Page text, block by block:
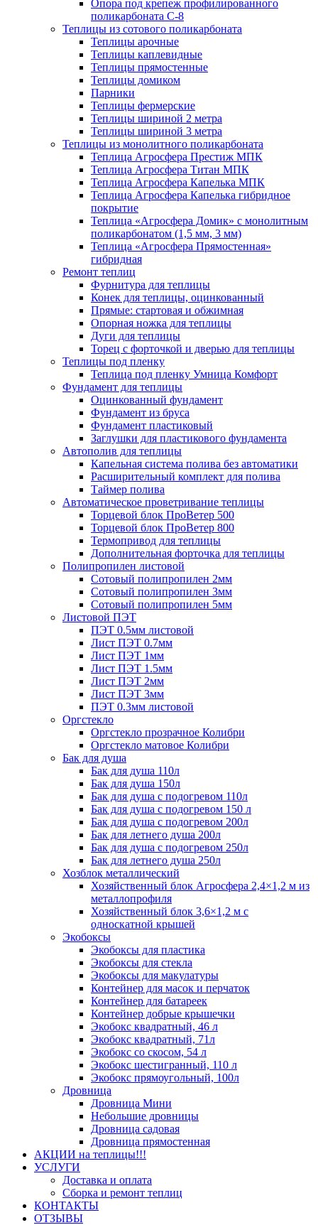
Опора под крепеж профилированного
поликарбоната С-8
Теплицы из сотового поликарбоната
Теплицы арочные
Теплицы каплевидные
Теплицы прямостенные
Теплицы домиком
Парники
Теплицы фермерские
Теплицы шириной 2 метра
Теплицы шириной 3 метра
Теплицы из монолитного поликарбоната
Теплица Агросфера Престиж МПК
Теплица Агросфера Титан МПК
Теплица Агросфера Капелька МПК
Теплица Агросфера Капелька гибридное
покрытие
Теплица «Агросфера Домик» с монолитным
поликарбонатом (1,5 мм, 3 мм)
Теплица «Агросфера Прямостенная»
гибридная
Ремонт теплиц
Фурнитура для теплицы
Конек для теплицы, оцинкованный
Прямые: стартовая и обжимная
Опорная ножка для теплицы
Дуги для теплицы
Торец с форточкой и дверью для теплицы
Теплицы под пленку
Теплица под пленку Умница Комфорт
Фундамент для теплицы
Оцинкованный фундамент
Фундамент из бруса
Фундамент пластиковый
Заглушки для пластикового фундамента
Автополив для теплицы
Капельная система полива без автоматики
Расширительный комплект для полива
Таймер полива
Автоматическое проветривание теплицы
Торцевой блок ПроВетер 500
Торцевой блок ПроВетер 800
Термопривод для теплицы
Дополнительная форточка для теплицы
Полипропилен листовой
Сотовый полипропилен 2мм
Сотовый полипропилен 3мм
Сотовый полипропилен 5мм
Листовой ПЭТ
ПЭТ 0.5мм листовой
Лист ПЭТ 0.7мм
Лист ПЭТ 1мм
Лист ПЭТ 1.5мм
Лист ПЭТ 2мм
Лист ПЭТ 3мм
ПЭТ 0.3мм листовой
Оргстекло
Оргстекло прозрачное Колибри
Оргстекло матовое Колибри
Бак для душа
Бак для душа 110л
Бак для душа 150л
Бак для душа с подогревом 110л
Бак для душа с подогревом 150 л
Бак для душа с подогревом 200л
Бак для летнего душа 200л
Бак для душа с подогревом 250л
Бак для летнего душа 250л
Хозблок металлический
Хозяйственный блок Агросфера 2,4×1,2 м из
металлопрофиля
Хозяйственный блок 3,6×1,2 м с
односкатной крышей
Экобоксы
Экобоксы для пластика
Экобоксы для стекла
Экобоксы для макулатуры
Контейнер для масок и перчаток
Контейнер для батареек
Контейнер добрые крышечки
Экобокс квадратный, 46 л
Экобокс квадратный, 71л
Экобокс со скосом, 54 л
Экобокс шестигранный, 110 л
Экобокс прямоугольный, 100л
Дровница
Дровница Мини
Небольшие дровницы
Дровница садовая
Дровница прямостенная
АКЦИИ на теплицы!!!
УСЛУГИ
Доставка и оплата
Сборка и ремонт теплиц
КОНТАКТЫ
ОТЗЫВЫ